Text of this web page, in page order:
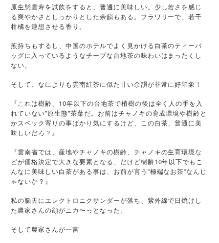
原生態雲寿を試飲をすると、普通に美味しい。少し若さを感じ
る爽やかさとしっかりとした余韻もある。フラワリーで、若干
柑橘を連想させる香り。
煎持ちもするし、中国のホテルでよく見かける白茶のティーバ
ッグに入っているようなチープな台地茶の味わいはまったくし
ない。
そして、なによりも雲南紅茶に似た甘い余韻が非常に好印象！
『これは樹齢、10年以下の台地茶で植樹の後は全く人の手を入
れていない”原生態”茶葉だ。お前はチャノキの育成環境や樹齢と
かスペック寄りの事ばかり気にするけど、この白茶、普通に美
味しいだろ？』
『雲南省では、産地やチャノキの樹齢、チャノキの生育環境な
どが価格決定で大きな要素となる、だけど樹齢10年以下でもこ
んなに美味しい白茶がある事は、お前が言う”極端なお茶”なんじ
ゃないか？』
私の脳天にエレクトロニクサンダーが落ち、紫外線で日焼けし
た農家さんの顔がニカ〜っとなった。
そして農家さんが一言